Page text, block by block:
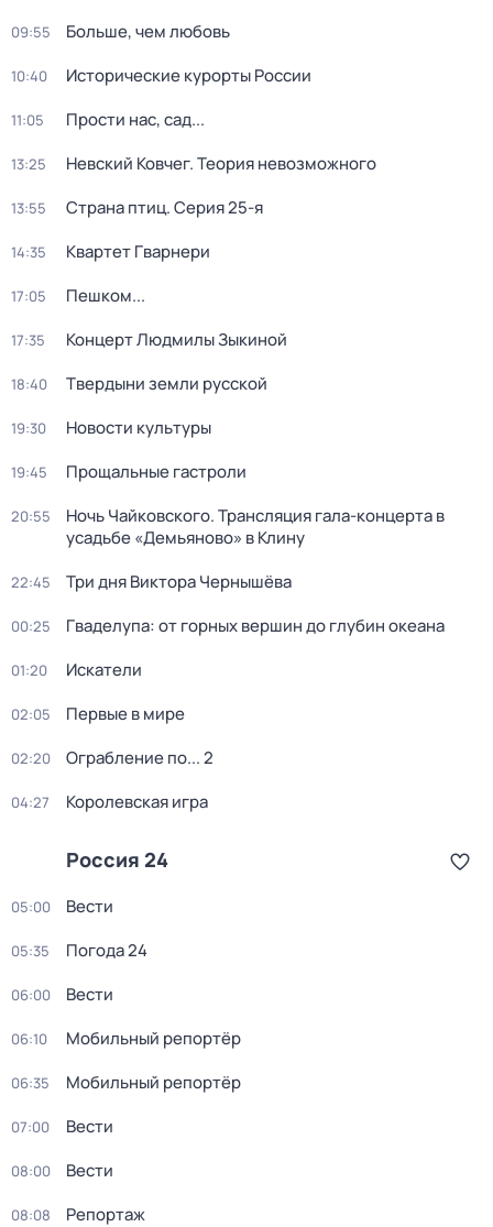
09:55 Больше, чем любовь
10:40 Исторические курорты России
11:05 Прости нас, сад...
13:25 Невский Ковчег. Теория невозможного
13:55 Страна птиц. Серия 25-я
14:35 Квартет Гварнери
17:05 Пешком...
17:35 Концерт Людмилы Зыкиной
18:40 Твердыни земли русской
19:30 Новости культуры
19:45 Прощальные гастроли
20:55
Ночь Чайковского. Трансляция гала-концерта в
усадьбе «Демьяново» в Клину
22:45 Три дня Виктора Чернышёва
00:25 Гваделупа: от горных вершин до глубин океана
01:20 Искатели
02:05 Первые в мире
02:20 Ограбление по... 2
04:27 Королевская игра
Россия 24
05:00 Вести
05:35 Погода 24
06:00 Вести
06:10 Мобильный репортёр
06:35 Мобильный репортёр
07:00 Вести
08:00 Вести
08:08 Репортаж